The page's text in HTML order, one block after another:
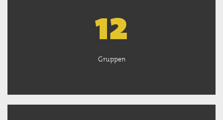
13
Gruppen